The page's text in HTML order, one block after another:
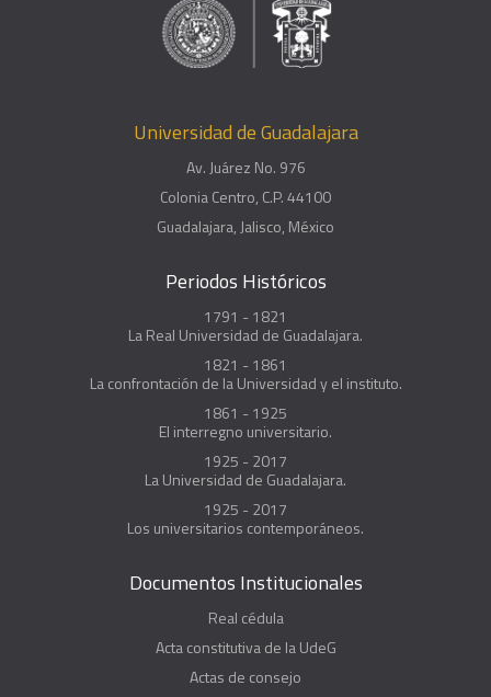
Universidad de Guadalajara
Av. Juárez No. 976
Colonia Centro, C.P. 44100
Guadalajara, Jalisco, México
Periodos Históricos
1791 - 1821
La Real Universidad de Guadalajara.
1821 - 1861
La confrontación de la Universidad y el instituto.
1861 - 1925
El interregno universitario.
1925 - 2017
La Universidad de Guadalajara.
1925 - 2017
Los universitarios contemporáneos.
Documentos Institucionales
Real cédula
Acta constitutiva de la UdeG
Actas de consejo